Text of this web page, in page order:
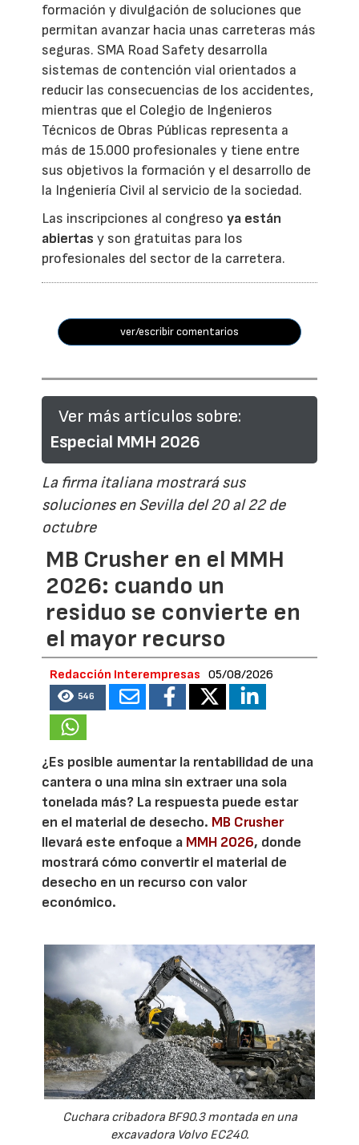
formación y divulgación de soluciones que
permitan avanzar hacia unas carreteras más
seguras. SMA Road Safety desarrolla
sistemas de contención vial orientados a
reducir las consecuencias de los accidentes,
mientras que el Colegio de Ingenieros
Técnicos de Obras Públicas representa a
más de 15.000 profesionales y tiene entre
sus objetivos la formación y el desarrollo de
la Ingeniería Civil al servicio de la sociedad.
Las inscripciones al congresoya están
abiertas y son gratuitas para los
profesionales del sector de la carretera.
ver/escribir comentarios
Ver más artículos sobre:
Especial MMH 2026
La firma italiana mostrará sus
soluciones en Sevilla del 20 al 22 de
octubre
MB Crusher en el MMH
2026: cuando un
residuo se convierte en
el mayor recurso
Redacción Interempresas 05/08/2026
546
¿Es posible aumentar la rentabilidad de una
cantera o una mina sin extraer una sola
tonelada más? La respuesta puede estar
en el material de desecho. MB Crusher
llevará este enfoque a MMH 2026, donde
mostrará cómo convertir el material de
desecho en un recurso con valor
económico.
Cuchara cribadora BF90.3 montada en una
excavadora Volvo EC240.